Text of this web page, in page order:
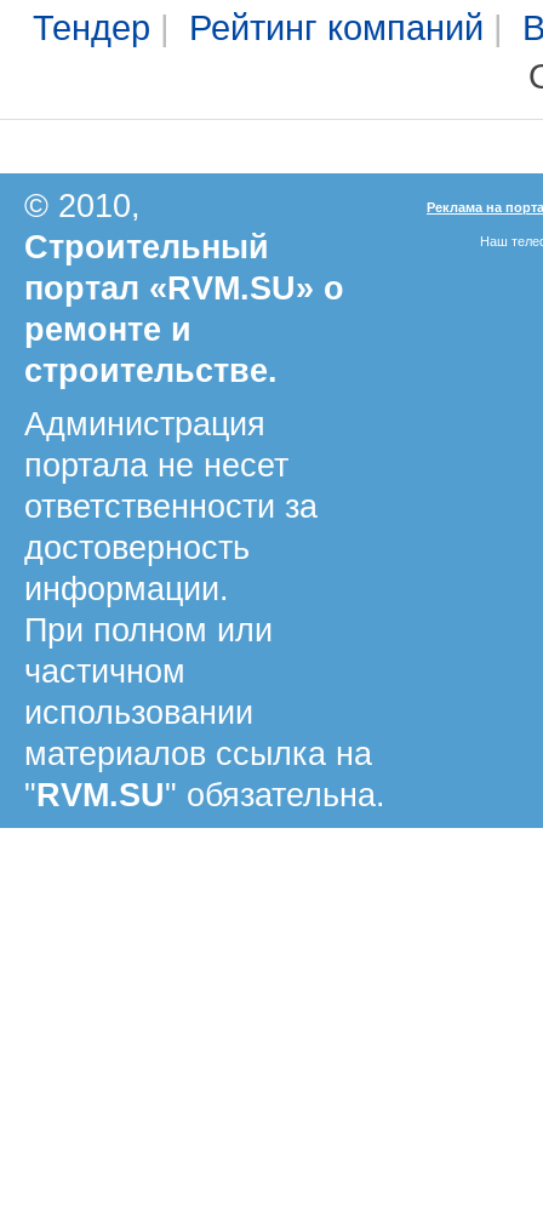
Тендер | Рейтинг компаний |
© 2010,
Строительный
портал «RVM.SU» о
ремонте и
строительстве.
Администрация
портала не несет
ответственности за
достоверность
информации.
При полном или
частичном
использовании
материалов ссылка на
"RVM.SU" обязательна.
Реклама на
Наш